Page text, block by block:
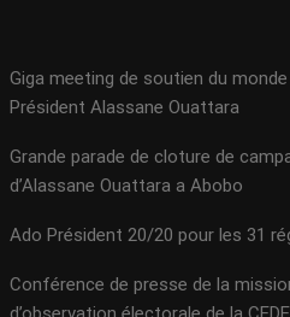
Giga meeting de soutien du
Président Alassane Ouattara
Grande parade de cloture de
d’Alassane Ouattara a Abobo
Ado Président 20/20 pour les 31
Conférence de presse de la